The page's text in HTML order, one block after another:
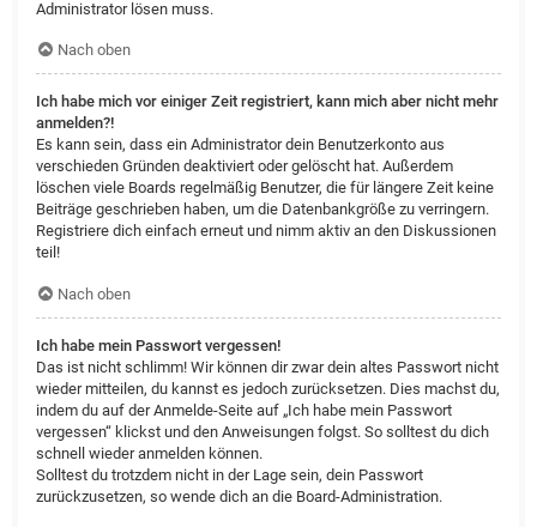
Administrator lösen muss.
Nach oben
Ich habe mich vor einiger Zeit registriert, kann mich aber nicht mehr
anmelden?!
Es kann sein, dass ein Administrator dein Benutzerkonto aus
verschieden Gründen deaktiviert oder gelöscht hat. Außerdem
löschen viele Boards regelmäßig Benutzer, die für längere Zeit keine
Beiträge geschrieben haben, um die Datenbankgröße zu verringern.
Registriere dich einfach erneut und nimm aktiv an den Diskussionen
teil!
Nach oben
Ich habe mein Passwort vergessen!
Das ist nicht schlimm! Wir können dir zwar dein altes Passwort nicht
wieder mitteilen, du kannst es jedoch zurücksetzen. Dies machst du,
indem du auf der Anmelde-Seite auf „Ich habe mein Passwort
vergessen“ klickst und den Anweisungen folgst. So solltest du dich
schnell wieder anmelden können.
Solltest du trotzdem nicht in der Lage sein, dein Passwort
zurückzusetzen, so wende dich an die Board-Administration.